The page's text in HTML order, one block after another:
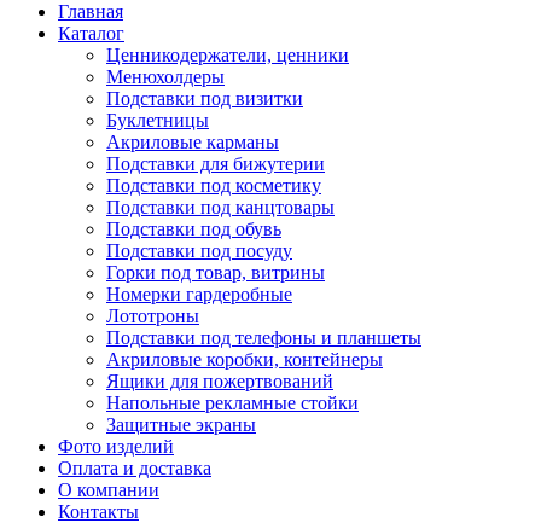
Главная
Каталог
Ценникодержатели, ценники
Менюхолдеры
Подставки под визитки
Буклетницы
Акриловые карманы
Подставки для бижутерии
Подставки под косметику
Подставки под канцтовары
Подставки под обувь
Подставки под посуду
Горки под товар, витрины
Номерки гардеробные
Лототроны
Подставки под телефоны и планшеты
Акриловые коробки, контейнеры
Ящики для пожертвований
Напольные рекламные стойки
Защитные экраны
Фото изделий
Оплата и доставка
О компании
Контакты